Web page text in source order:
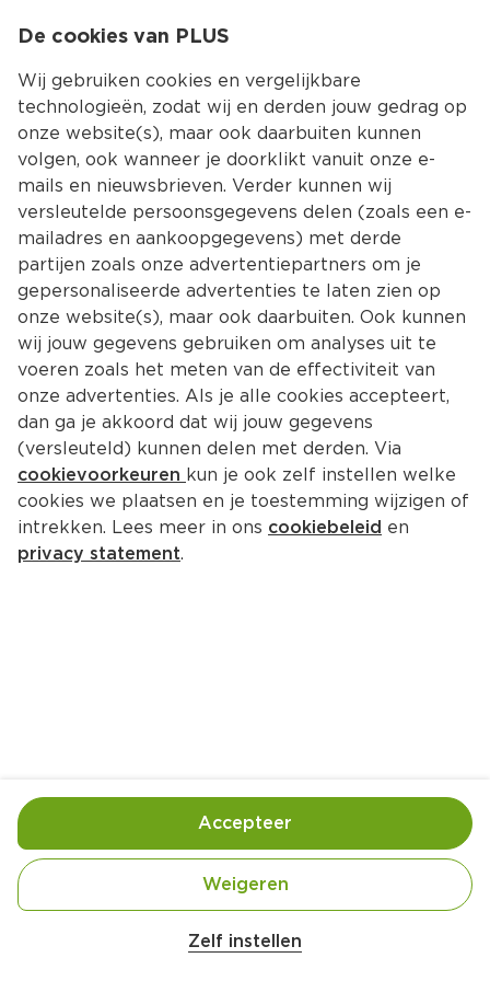
Kies jouw
Terug Producten
Oasis Appel Peer
Per Fles 500 ml  (per liter €3.90)
Handige informatie over dit product
PET-fles met statiegeld
De cookies van PLUS
Wij gebruiken cookies en vergelijkbare
technologieën, zodat wij en derden jouw gedrag op
onze website(s), maar ook daarbuiten kunnen
volgen, ook wanneer je doorklikt vanuit onze e-
mails en nieuwsbrieven. Verder kunnen wij
versleutelde persoonsgegevens delen (zoals een e-
mailadres en aankoopgegevens) met derde
partijen zoals onze advertentiepartners om je
gepersonaliseerde advertenties te laten zien op
onze website(s), maar ook daarbuiten. Ook kunnen
wij jouw gegevens gebruiken om analyses uit te
voeren zoals het meten van de effectiviteit van
onze advertenties. Als je alle cookies accepteert,
dan ga je akkoord dat wij jouw gegevens
(versleuteld) kunnen delen met derden. Via
cookievoorkeuren kun je ook zelf instellen welke
cookies we plaatsen en je toestemming wijzigen of
intrekken. Lees meer in ons cookiebeleid en
privacy statement.
Zelf instellen
Weigeren
Accepteer